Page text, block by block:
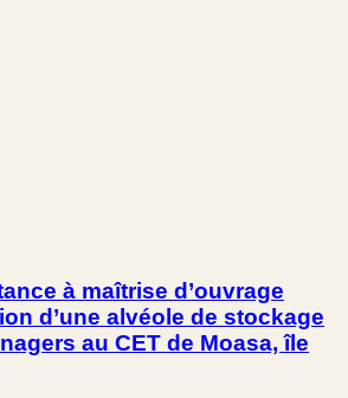
à maîtrise d’ouvrage
d’une alvéole de stockage
au CET de Moasa, île